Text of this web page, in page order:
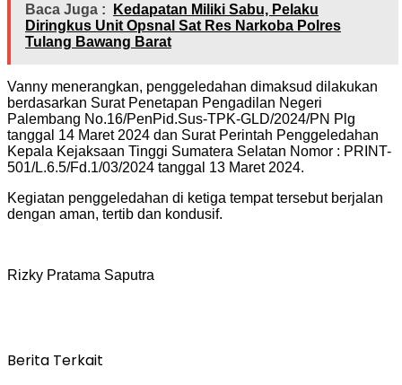
Baca Juga :
Kedapatan Miliki Sabu, Pelaku
Diringkus Unit Opsnal Sat Res Narkoba Polres
Tulang Bawang Barat
Vanny menerangkan, penggeledahan dimaksud dilakukan
berdasarkan Surat Penetapan Pengadilan Negeri
Palembang No.16/PenPid.Sus-TPK-GLD/2024/PN Plg
tanggal 14 Maret 2024 dan Surat Perintah Penggeledahan
Kepala Kejaksaan Tinggi Sumatera Selatan Nomor : PRINT-
501/L.6.5/Fd.1/03/2024 tanggal 13 Maret 2024.
Kegiatan penggeledahan di ketiga tempat tersebut berjalan
dengan aman, tertib dan kondusif.
Rizky Pratama Saputra
Berita Terkait